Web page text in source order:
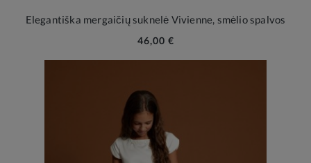
Elegantiška mergaičių suknelė Vivienne, smėlio spalvos
46,00 €